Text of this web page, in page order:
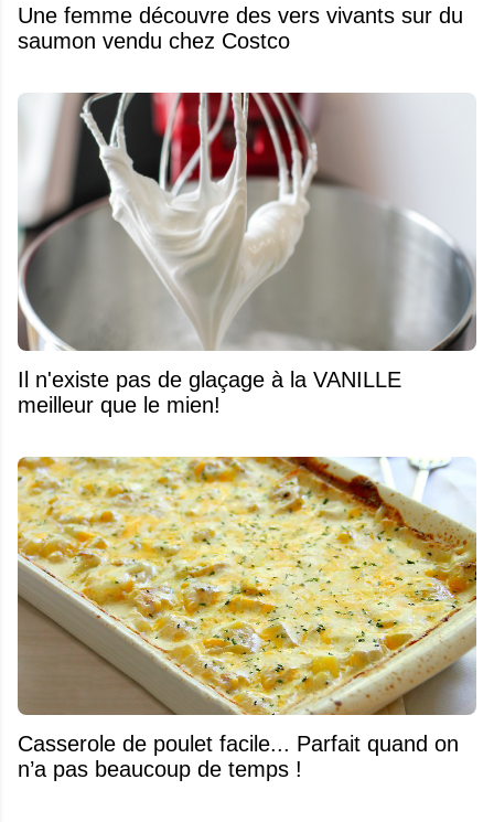
Une femme découvre des vers vivants sur du
saumon vendu chez Costco
Il n'existe pas de glaçage à la VANILLE
meilleur que le mien!
Casserole de poulet facile... Parfait quand on
n’a pas beaucoup de temps !